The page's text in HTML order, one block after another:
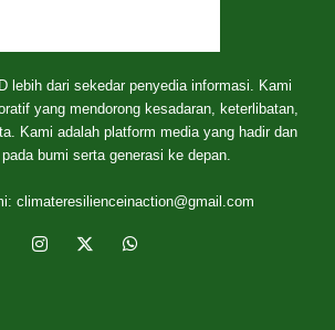
lebih dari sekedar penyedia informasi. Kami
yang mendorong kesadaran, keterlibatan,
Kami adalah platform media yang hadir dan
bumi serta generasi ke depan.
climateresilienceinaction@gmail.com